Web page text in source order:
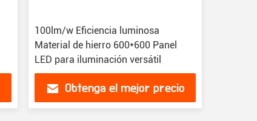
100lm/w Eficiencia luminosa
Material de hierro 600*600 Panel
LED para iluminación versátil
Obtenga el mejor precio